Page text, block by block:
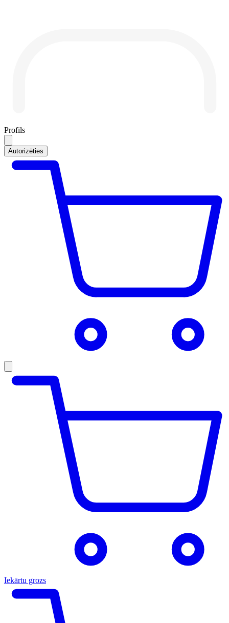
Profils
Autorizēties
Iekārtu grozs